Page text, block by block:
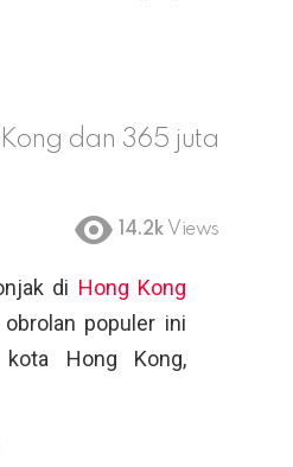
dan 365 juta
14.2k Views
di Hong Kong
populer ini
kota Hong Kong,